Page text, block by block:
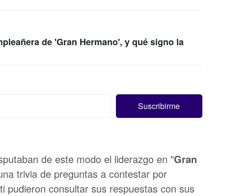
de 'Gran Hermano', y qué signo la
de este modo el liderazgo en "Gran
trivia de preguntas a contestar por
pudieron consultar sus respuestas con sus